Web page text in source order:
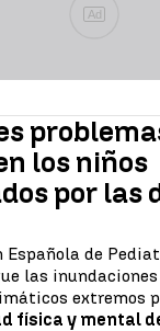
Ad
los niños
por las
Española de
las
extremos
física y mental